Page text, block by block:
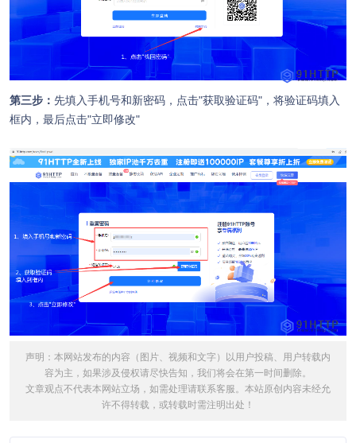
第三步： 先填入手机号和新密码，点击"获取验证码"，将验证码填入
框内，最后点击"立即修改"
声明：本网站发布的内容（图片、视频和文字）以用户投稿、用户转载内
容为主，如果涉及侵权请尽快告知，我们将会在第一时间删除。
文章观点不代表本网站立场，如需处理请联系客服。本站原创内容未经允
许不得转载，或转载时需注明出处！